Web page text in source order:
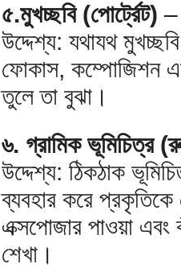
৫.মুখচ্ছবি (পোর্ট্রেট) –
উদ্দেশ্য: যথাযথ
ফোকাস, কম্পোজিশন
তুলে তা বুঝা।
৬. গ্রামিক ভূমিচিত্র
উদ্দেশ্য: ঠিকঠাক
ব্যবহার করে প্রকৃতিকে
এক্সপোজার পাওয়া এবং
শেখা।